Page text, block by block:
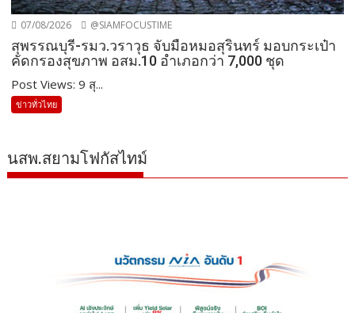
07/08/2026 @SIAMFOCUSTIME
สุพรรณบุรี-รมว.วราวุธ จับมือหมอสุรินทร์ มอบกระเป๋า
คัดกรองสุขภาพ อสม.10 อำเภอกว่า 7,000 ชุด
Post Views: 9 สุ...
ข่าวทั่วไทย
นสพ.สยามโฟกัสไทม์